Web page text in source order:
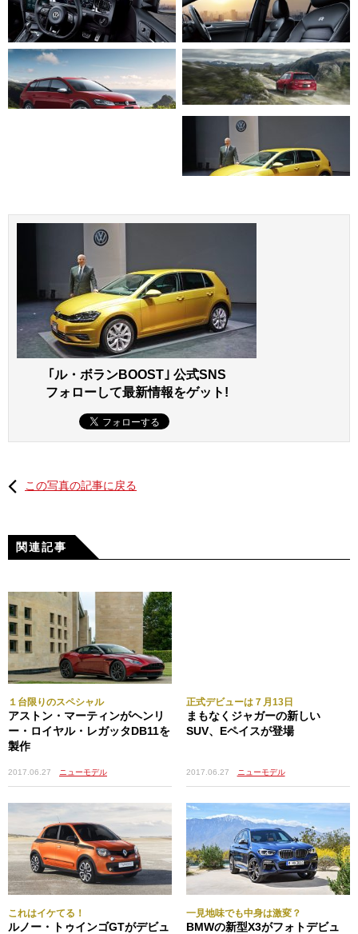
｢ル・ボランBOOST｣ 公式SNS
フォローして最新情報をゲット!
この写真の記事に戻る
関連記事
１台限りのスペシャル
アストン・マーティンがヘンリ
ー・ロイヤル・レガッタDB11を
製作
2017.06.27 ニューモデル
正式デビューは７月13日
まもなくジャガーの新しい
SUV、Eペイスが登場
2017.06.27 ニューモデル
これはイケてる！
ルノー・トゥインゴGTがデビュ
一見地味でも中身は激変？
BMWの新型X3がフォトデビュ